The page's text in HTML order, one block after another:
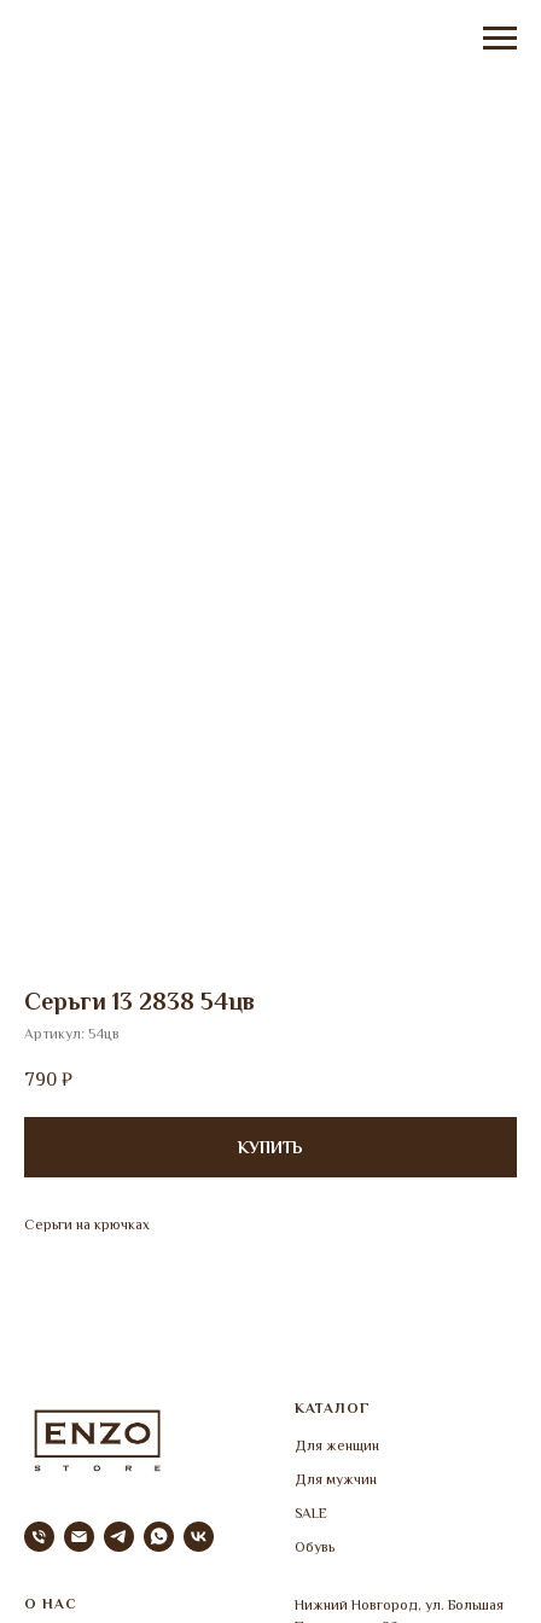
Серьги 13 2838 54цв
Артикул: 54цв
790 ₽
КУПИТЬ
Серьги на крючках
КАТАЛОГ
Для женщин
Для мужчин
SALE
Обувь
О НАС
Нижний Новгород, ул. Большая